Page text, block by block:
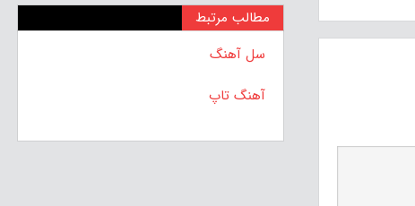
مطالب مرتبط
سل آهنگ
آهنگ تاپ